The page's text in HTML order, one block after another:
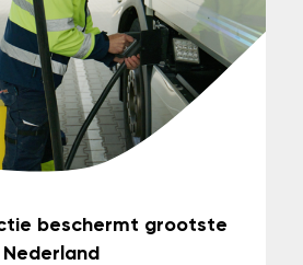
beschermt grootste